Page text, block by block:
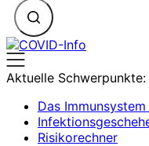
Aktuelle Schwerpunkte:
Das
Risikorechner